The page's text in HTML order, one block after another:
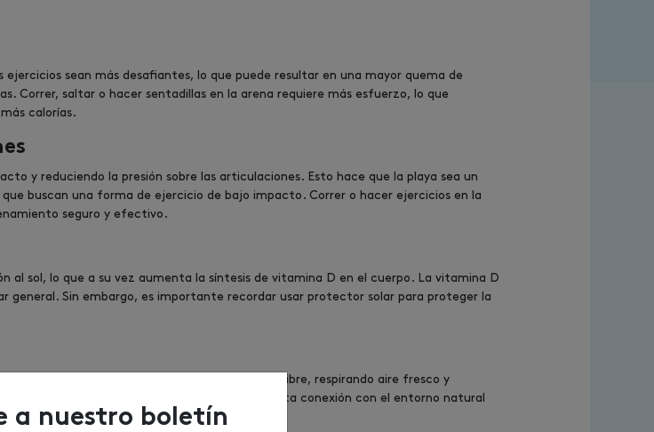
sean más desafiantes, lo que puede resultar en una mayor quema de
Correr, saltar o hacer sentadillas en la arena requiere más esfuerzo, lo que
calorías.
y reduciendo la presión sobre las articulaciones. Esto hace que la playa sea un
buscan una forma de ejercicio de bajo impacto. Correr o hacer ejercicios en la
seguro y efectivo.
al sol, lo que a su vez aumenta la síntesis de vitamina D en el cuerpo. La vitamina D
general. Sin embargo, es importante recordar usar protector solar para proteger la
la naturaleza. La sensación de estar al aire libre, respirando aire fresco y
experiencia más placentera y motivadora. Esta conexión con el entorno natural
estilo de vida saludable.
a nuestro boletín